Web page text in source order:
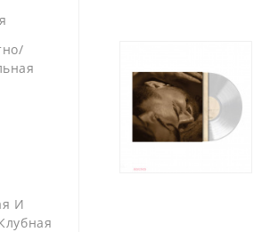
И